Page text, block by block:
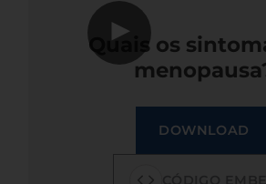
▶
Quais os
DOWNLOAD